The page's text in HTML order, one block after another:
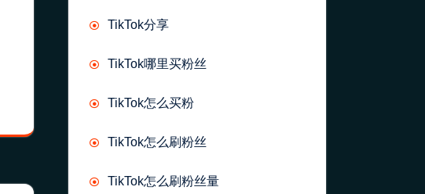
TikTok分享
TikTok哪里买粉丝
TikTok怎么买粉
TikTok怎么刷粉丝
TikTok怎么刷粉丝量